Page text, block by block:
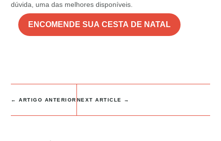
dúvida, uma das melhores disponíveis.
ENCOMENDE SUA CESTA DE NATAL
←ARTIGO ANTERIOR NEXT ARTICLE →